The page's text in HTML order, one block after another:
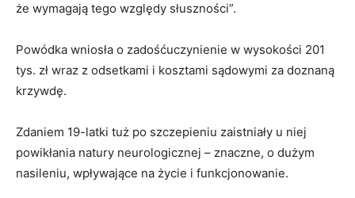
że wymagają tego względy słuszności”.
Powódka wniosła o zadośćuczynienie w wysokości 201
tys. zł wraz z odsetkami i kosztami sądowymi za doznaną
krzywdę.
Zdaniem 19-latki tuż po szczepieniu zaistniały u niej
powikłania natury neurologicznej – znaczne, o dużym
nasileniu, wpływające na życie i funkcjonowanie.